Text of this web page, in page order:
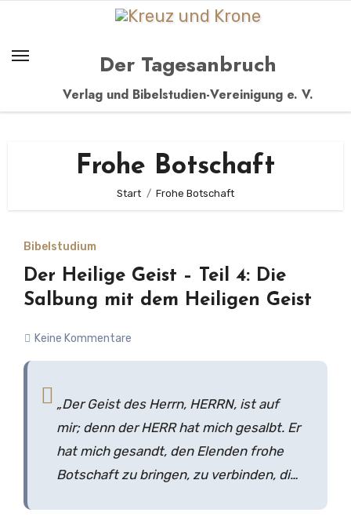
springen
Der Tagesanbruch
Verlag und Bibelstudien-Vereinigung e. V.
Frohe Botschaft
Start Frohe Botschaft
Bibelstudium
Der Heilige Geist – Teil 4: Die
Salbung mit dem Heiligen Geist
Keine Kommentare
„Der Geist des Herrn, HERRN, ist auf
mir; denn der HERR hat mich gesalbt. Er
hat mich gesandt, den Elenden frohe
Botschaft zu bringen, zu verbinden, die